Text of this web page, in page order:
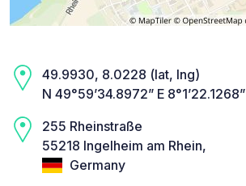
49.9930, 8.0228 (lat, lng)
N 49°59’34.8972” E 8°1’22.1268”
255 Rheinstraße
55218 Ingelheim am Rhein,
Germany